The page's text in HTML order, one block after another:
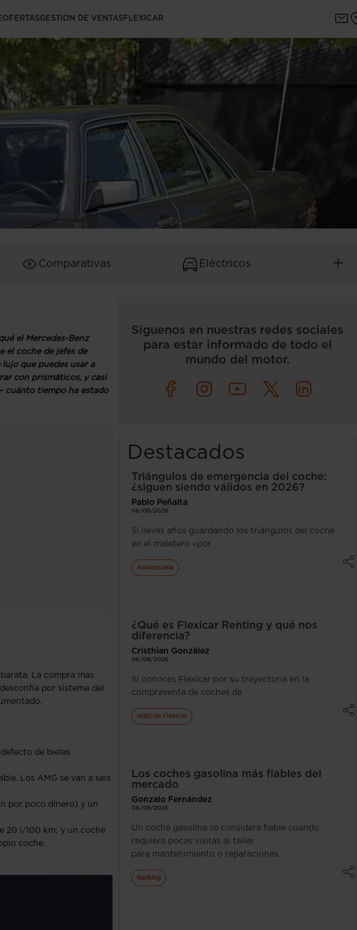
OFERTASGESTION DE VENTASFLEXICAR
(y
Comparativas Eléctricos
el Mercedes-Benz
el coche de jefes de
que puedes usar a
con prismáticos, y casi
cuánto tiempo ha estado
La compra más
por sistema del
de bielas
Los AMG se van a seis
por poco dinero) y un
20 l/100 km; y un coche
coche.
Síguenos en nuestras redes sociales
para estar informado de todo el
mundo del motor.
Destacados
Triángulos de emergencia del coche:
¿siguen siendo válidos en 2026?
Pablo Peñalta
06/08/2026
Si llevas años guardando los triángulos del coche
en el maletero «por
Autoescuela
¿Qué es Flexicar Renting y qué nos
diferencia?
Cristhian González
06/08/2026
Si conoces Flexicar por su trayectoria en la
compraventa de coches de
Noticias Flexicar
Los coches gasolina más fiables del
mercado
Gonzalo Fernández
06/08/2026
Un coche gasolina se considera fiable cuando
requiere pocas visitas al taller
para mantenimiento o reparaciones
Ranking